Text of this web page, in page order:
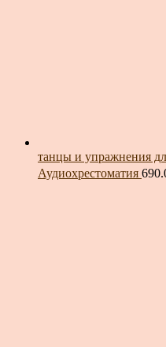
танцы и упражнения
Аудиохрестоматия